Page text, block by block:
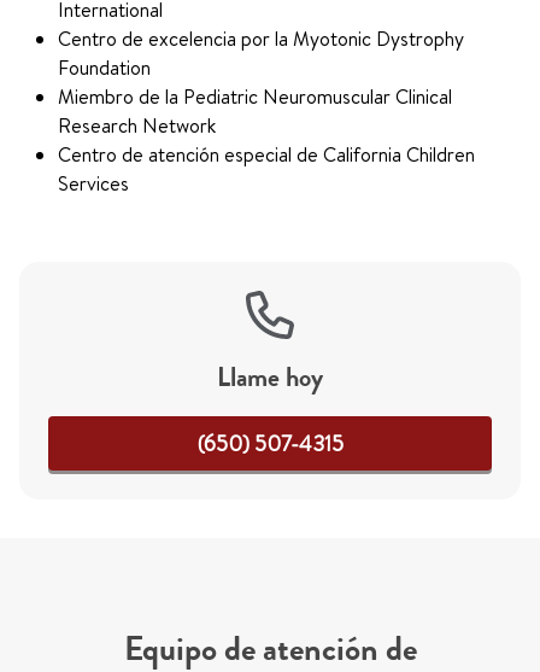
International
Centro de excelencia por la Myotonic Dystrophy
Foundation
Miembro de la Pediatric Neuromuscular Clinical
Research Network
Centro de atención especial de California Children
Services
Llame hoy
(650) 507-4315
Equipo de atención de